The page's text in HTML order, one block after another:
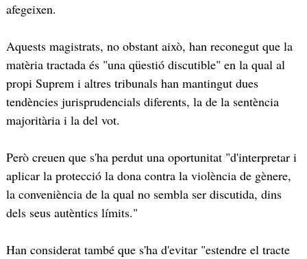
afegeixen.
Aquests magistrats, no obstant això, han reconegut que la
matèria tractada és "una qüestió discutible" en la qual al
propi Suprem i altres tribunals han mantingut dues
tendències jurisprudencials diferents, la de la sentència
majoritària i la del vot.
Però creuen que s'ha perdut una oportunitat "d'interpretar i
aplicar la protecció la dona contra la violència de gènere,
la conveniència de la qual no sembla ser discutida, dins
dels seus autèntics límits."
Han considerat també que s'ha d'evitar "estendre el tracte